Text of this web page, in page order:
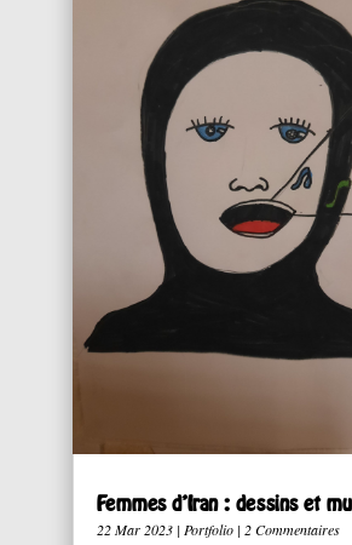
Femmes d’Iran : dessins et
22 Mar 2023| Portfolio| 2 Commentaires